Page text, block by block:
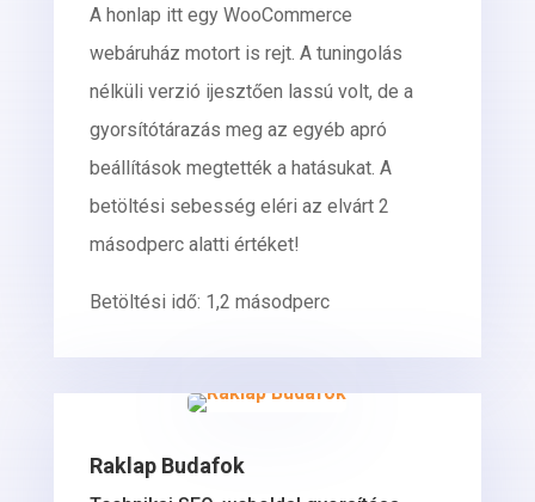
A honlap itt egy WooCommerce
webáruház motort is rejt. A tuningolás
nélküli verzió ijesztően lassú volt, de a
gyorsítótárazás meg az egyéb apró
beállítások megtették a hatásukat. A
betöltési sebesség eléri az elvárt 2
másodperc alatti értéket!
Betöltési idő: 1,2 másodperc
Raklap Budafok